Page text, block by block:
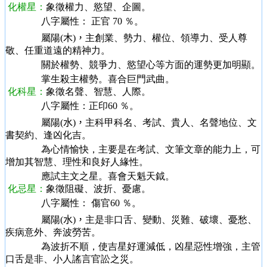
化權星： 象徵權力、慾望、企圖。
八字屬性 ： 正官 70 ％。
屬陽(木)， 主創業、勢力、權位、領導力、受人尊
敬、任重道遠的精神力。
關於權勢、競爭力、慾望心等方面的運勢更加明顯。
掌生殺主權勢。喜合巨門武曲。
化科星： 象徵名聲、智慧、人際。
八字屬性 ：正印60 ％。
屬陽(水)， 主科甲科名、考試、貴人、名聲地位、文
書契約、逢凶化吉。
為心情愉快，主要是在考試、文筆文章的能力上，可
增加其智慧、理性和良好人緣性。
應試主文之星。喜會天魁天鉞。
化忌星： 象徵阻礙、波折、憂慮。
八字屬性 ： 傷官60 ％。
屬陽(水)， 主是非口舌、變動、災難、破壞、憂愁、
疾病意外、奔波勞苦。
為波折不順，使吉星好運減低，凶星惡性增強，主管
口舌是非、小人謠言官訟之災。